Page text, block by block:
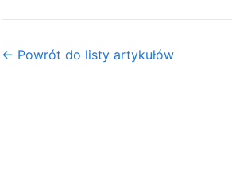
← Powrót do listy artykułów